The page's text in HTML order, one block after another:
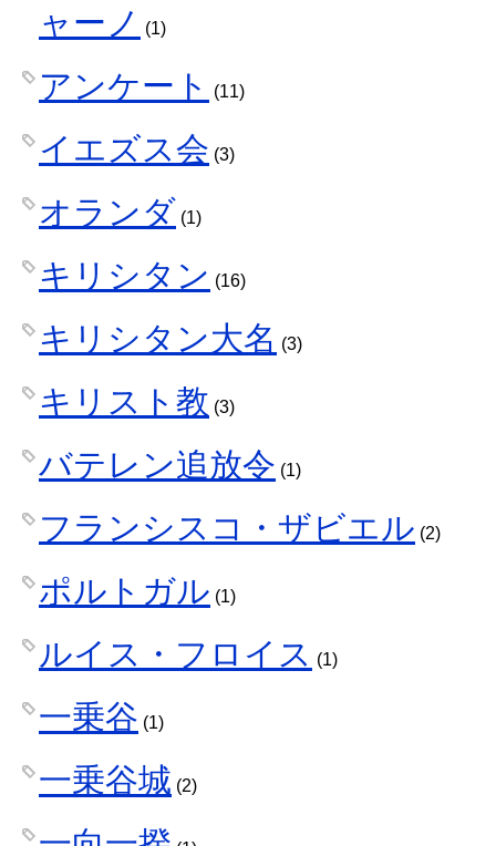
ャーノ
(1)
アンケート (11)
イエズス会 (3)
オランダ (1)
キリシタン (16)
キリシタン大名 (3)
キリスト教 (3)
バテレン追放令 (1)
フランシスコ・ザビエル (2)
ポルトガル (1)
ルイス・フロイス (1)
一乗谷 (1)
一乗谷城 (2)